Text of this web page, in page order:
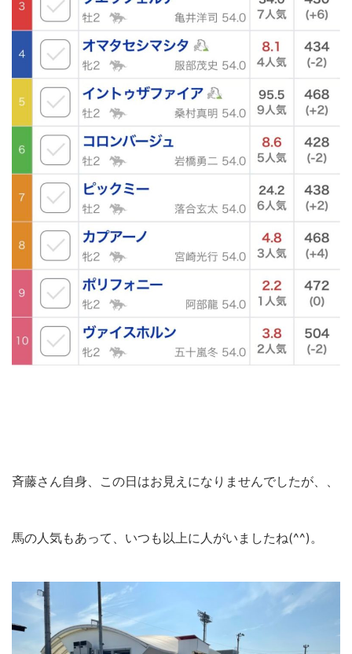
斉藤さん自身、この日はお見えになりませんでしたが、、
馬の人気もあって、いつも以上に人がいましたね(^^)。